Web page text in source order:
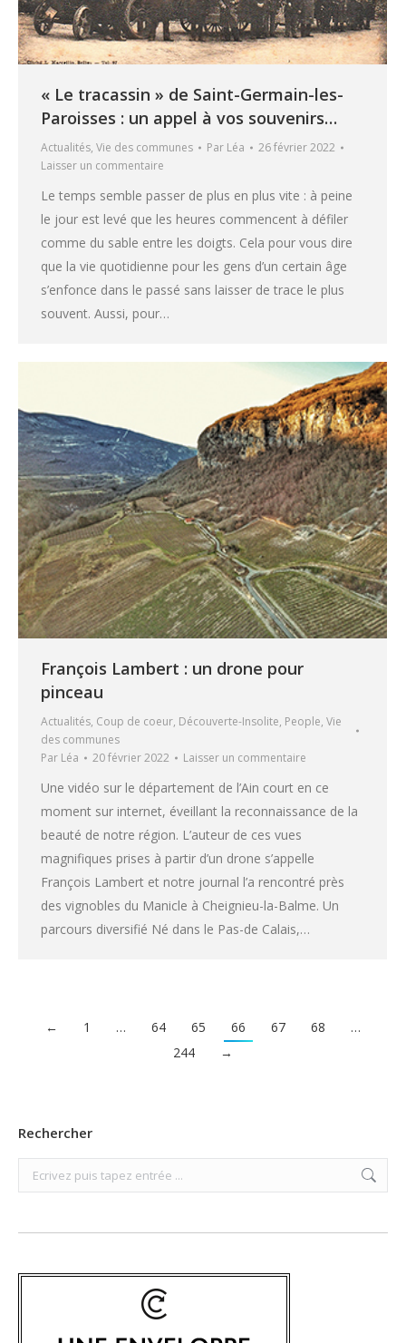
« Le tracassin » de Saint-Germain-les-
Paroisses : un appel à vos souvenirs…
Actualités, Vie des communes Par Léa
26 février 2022
Laisser un commentaire
Le temps semble passer de plus en plus vite : à peine
le jour est levé que les heures commencent à défiler
comme du sable entre les doigts. Cela pour vous dire
que la vie quotidienne pour les gens d’un certain âge
s’enfonce dans le passé sans laisser de trace le plus
souvent. Aussi, pour…
François Lambert : un drone pour
pinceau
Actualités, Coup de coeur, Découverte-Insolite, People, Vie
des communes
Par Léa 20 février 2022 Laisser un commentaire
Une vidéo sur le département de l’Ain court en ce
moment sur internet, éveillant la reconnaissance de la
beauté de notre région. L’auteur de ces vues
magnifiques prises à partir d’un drone s’appelle
François Lambert et notre journal l’a rencontré près
des vignobles du Manicle à Cheignieu-la-Balme. Un
parcours diversifié Né dans le Pas-de Calais,…
← 1 … 64 65 66 67 68
…
244
→
Rechercher
Search: